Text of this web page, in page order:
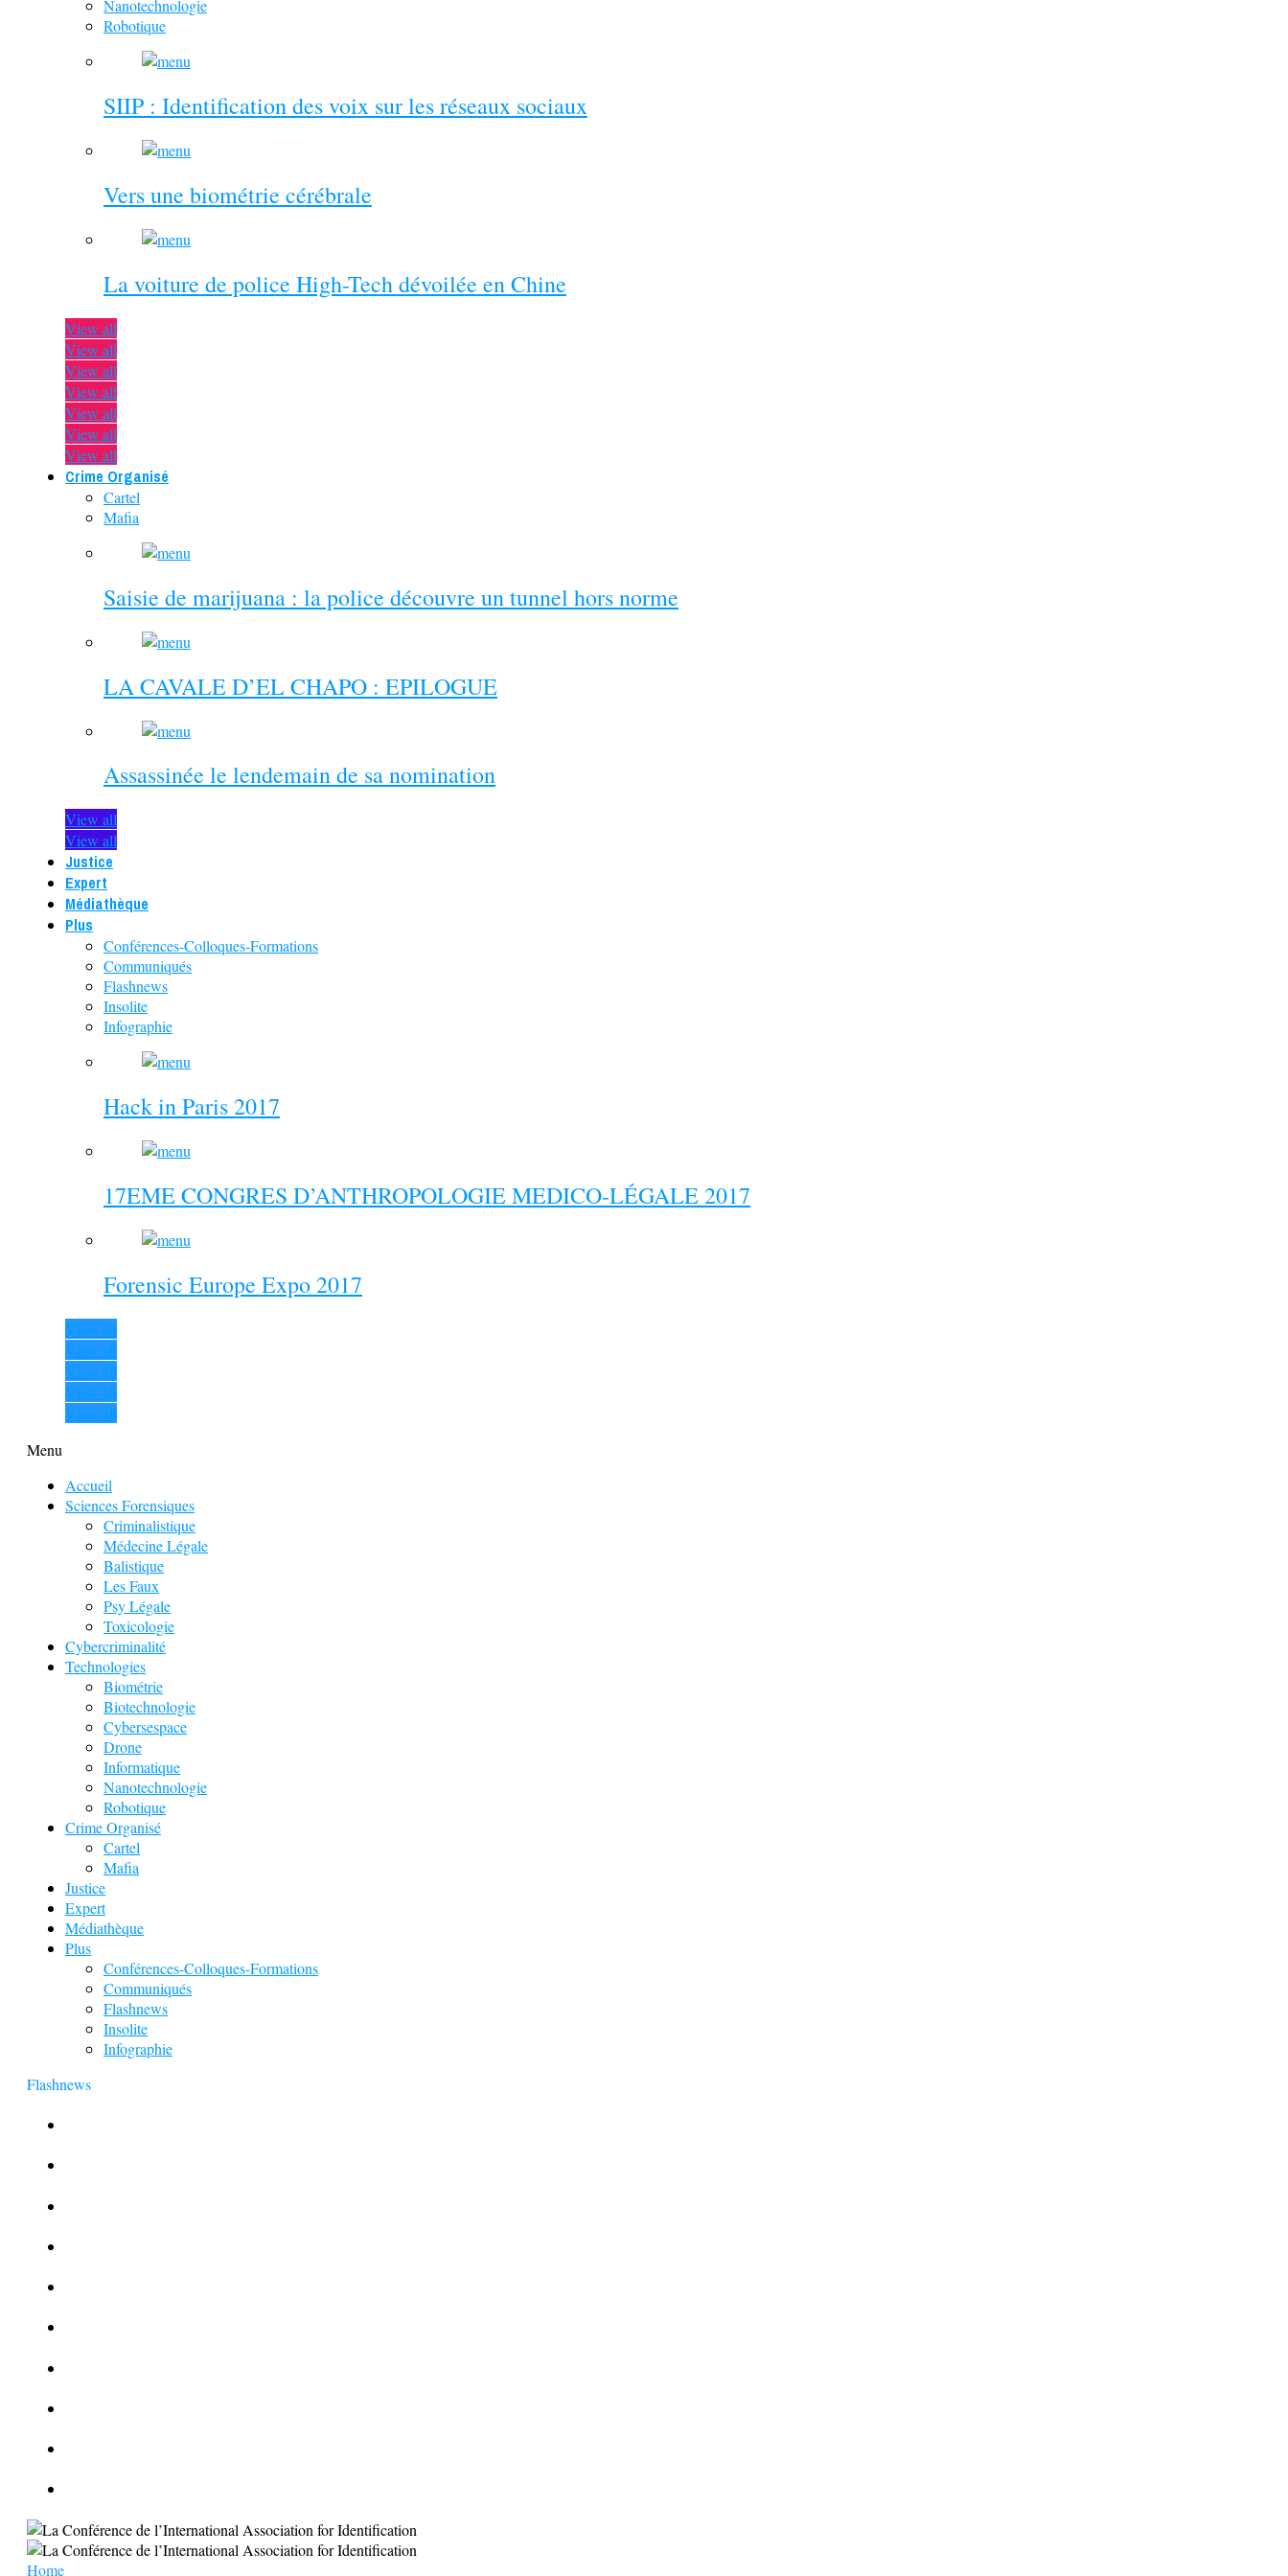
Nanotechnologie
Robotique
SIIP : Identification des voix sur les réseaux sociaux
Vers une biométrie cérébrale
La voiture de police High-Tech dévoilée en Chine
View all
View all
View all
View all
View all
View all
View all
Crime Organisé
Cartel
Mafia
Saisie de marijuana : la police découvre un tunnel hors norme
LA CAVALE D’EL CHAPO : EPILOGUE
Assassinée le lendemain de sa nomination
View all
View all
Justice
Expert
Médiathèque
Plus
Conférences-Colloques-Formations
Communiqués
Flashnews
Insolite
Infographie
Hack in Paris 2017
17EME CONGRES D’ANTHROPOLOGIE MEDICO-LÉGALE 2017
Forensic Europe Expo 2017
View all
View all
View all
View all
View all
Menu
Accueil
Sciences Forensiques
Criminalistique
Médecine Légale
Balistique
Les Faux
Psy Légale
Toxicologie
Cybercriminalité
Technologies
Biométrie
Biotechnologie
Cybersespace
Drone
Informatique
Nanotechnologie
Robotique
Crime Organisé
Cartel
Mafia
Justice
Expert
Médiathèque
Plus
Conférences-Colloques-Formations
Communiqués
Flashnews
Insolite
Infographie
Flashnews
Home